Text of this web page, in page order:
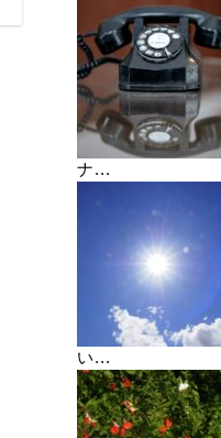
ナ...
い...